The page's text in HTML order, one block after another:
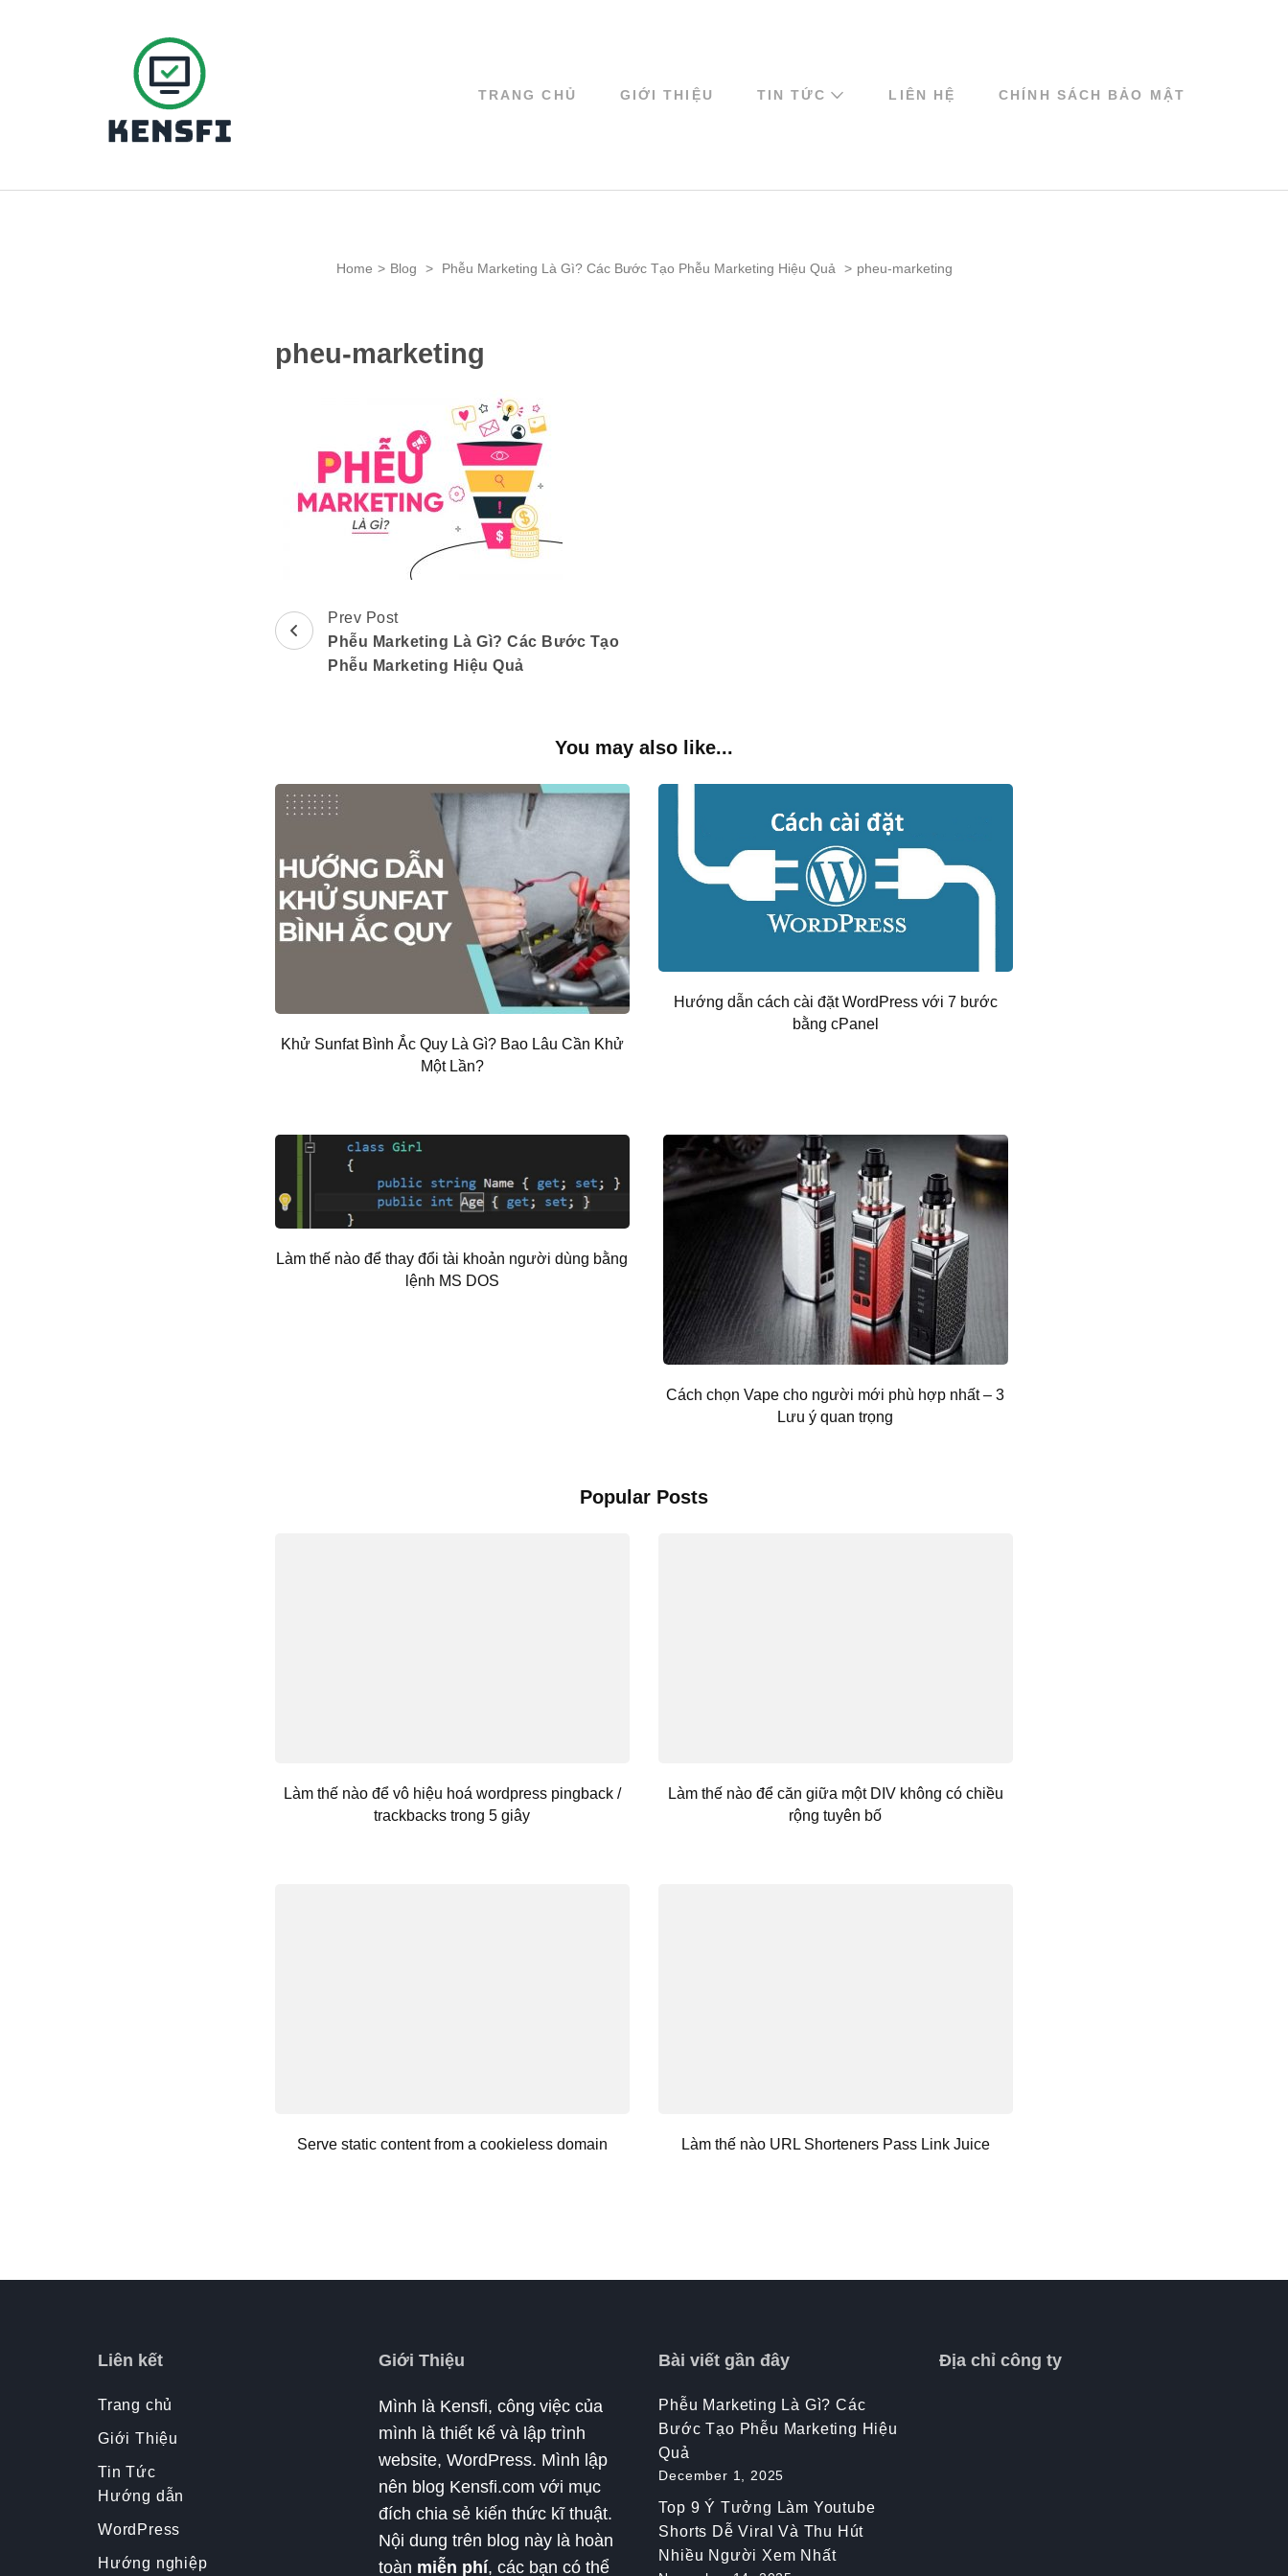
TRANG CHỦ GIỚI THIỆU TIN TỨC LIÊN HỆ CHÍNH SÁCH BẢO MẬT
Home > Blog > Phễu Marketing Là Gì? Các Bước Tạo Phễu Marketing Hiệu Quả > pheu-marketing
pheu-marketing
Post
Navigation
Prev Post
Phễu Marketing Là Gì? Các Bước Tạo
Phễu Marketing Hiệu Quả
You may also like...
Khử Sunfat Bình Ắc Quy Là Gì? Bao Lâu Cần Khử
Một Lần?
Hướng dẫn cách cài đặt WordPress với 7 bước
bằng cPanel
Làm thế nào để thay đổi tài khoản người dùng bằng
lệnh MS DOS
Cách chọn Vape cho người mới phù hợp nhất – 3
Lưu ý quan trọng
Popular Posts
Làm thế nào để vô hiệu hoá wordpress pingback /
trackbacks trong 5 giây
Làm thế nào để căn giữa một DIV không có chiều
rộng tuyên bố
Serve static content from a cookieless domain Làm thế nào URL Shorteners Pass Link Juice
Liên kết
Trang chủ
Giới Thiệu
Tin Tức
Hướng dẫn
WordPress
Hướng nghiệp
Giới Thiệu
Mình là Kensfi, công việc của
mình là thiết kế và lập trình
website, WordPress. Mình lập
nên blog Kensfi.com với mục
đích chia sẻ kiến thức kĩ thuật.
Nội dung trên blog này là hoàn
toàn miễn phí, các bạn có thể
Bài viết gần đây
Phễu Marketing Là Gì? Các
Bước Tạo Phễu Marketing Hiệu
Quả
December 1, 2025
Top 9 Ý Tưởng Làm Youtube
Shorts Dễ Viral Và Thu Hút
Nhiều Người Xem Nhất
Địa chỉ công ty